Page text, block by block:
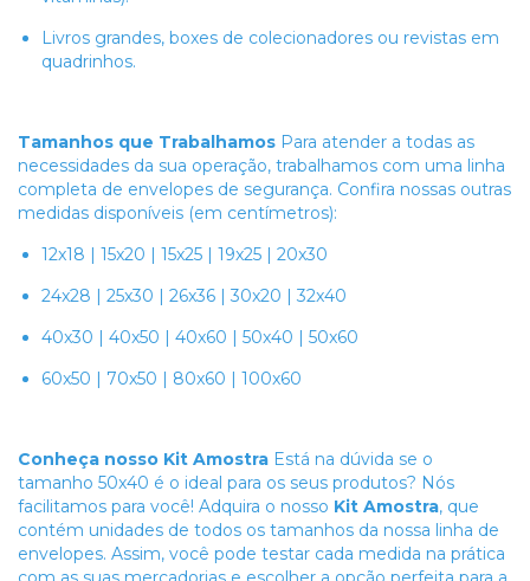
Livros grandes, boxes de colecionadores ou revistas em
quadrinhos.
Tamanhos que Trabalhamos Para atender a todas as
necessidades da sua operação, trabalhamos com uma linha
completa de envelopes de segurança. Confira nossas outras
medidas disponíveis (em centímetros):
12x18 | 15x20 | 15x25 | 19x25 | 20x30
24x28 | 25x30 | 26x36 | 30x20 | 32x40
40x30 | 40x50 | 40x60 | 50x40 | 50x60
60x50 | 70x50 | 80x60 | 100x60
Conheça nosso Kit Amostra Está na dúvida se o
tamanho 50x40 é o ideal para os seus produtos? Nós
facilitamos para você! Adquira o nosso Kit Amostra, que
contém unidades de todos os tamanhos da nossa linha de
envelopes. Assim, você pode testar cada medida na prática